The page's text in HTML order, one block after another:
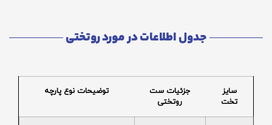
جدول اطلاعات در مورد روتختی
سایز
تخت
جزئیات ست
روتختی
توضیحات نوع پارچه